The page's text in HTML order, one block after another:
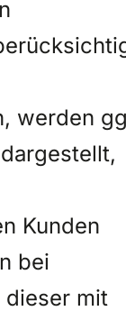
werden
Kunden
bei
mit